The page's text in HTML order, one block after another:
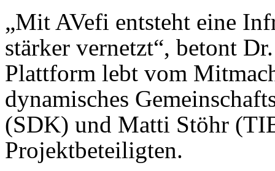
„Mit AVefi entsteht eine
stärker vernetzt“, betont
Plattform lebt vom
dyna­misches
(SDK) und Matti Stöhr
Projektbeteiligten.